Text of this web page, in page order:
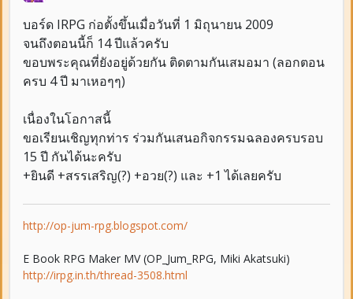
บอร์ด IRPG ก่อตั้งขึ้นเมื่อวันที่ 1 มิถุนายน 2009
จนถึงตอนนี้ก็ 14 ปีแล้วครับ
ขอบพระคุณที่ยังอยู่ด้วยกัน ติดตามกันเสมอมา (ลอกตอน
ครบ 4 ปี มาเหอๆๆ)
เนื่องในโอกาสนี้
ขอเรียนเชิญทุกท่าร ร่วมกันเสนอกิจกรรมฉลองครบรอบ
15 ปี กันได้นะครับ
+ยินดี +สรรเสริญ(?) +อวย(?) และ +1 ได้เลยครับ
http://op-jum-rpg.blogspot.com/
E Book RPG Maker MV (OP_Jum_RPG, Miki Akatsuki)
http://irpg.in.th/thread-3508.html